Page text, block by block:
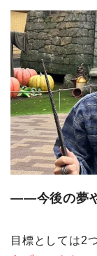
――今後の夢
目標としては2